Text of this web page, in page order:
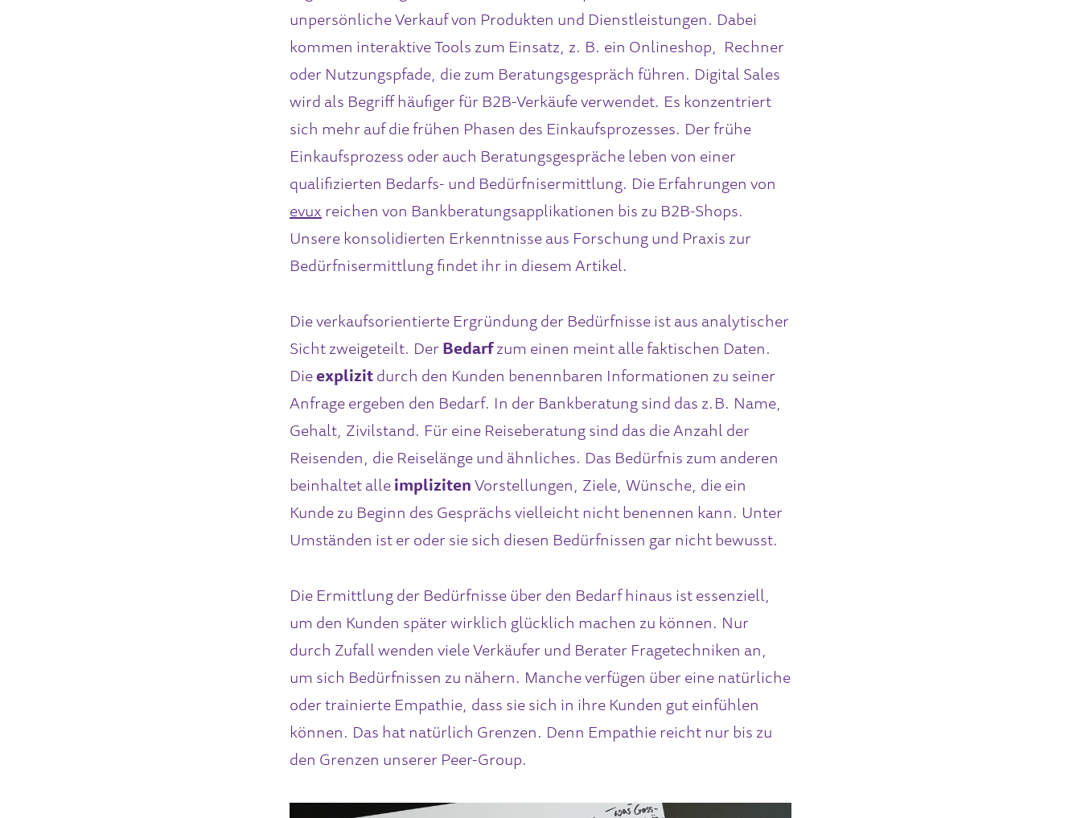
unpersönliche Verkauf von Produkten und Dienstleistungen. Dabei
kommen interaktive Tools zum Einsatz, z. B. ein Onlineshop, Rechner
oder Nutzungspfade, die zum Beratungsgespräch führen. Digital Sales
wird als Begriff häufiger für B2B-Verkäufe verwendet. Es konzentriert
sich mehr auf die frühen Phasen des Einkaufsprozesses. Der frühe
Einkaufsprozess oder auch Beratungsgespräche leben von einer
qualifizierten Bedarfs- und Bedürfnisermittlung. Die Erfahrungen von
evux reichen von Bankberatungsapplikationen bis zu B2B-Shops.
Unsere konsolidierten Erkenntnisse aus Forschung und Praxis zur
Bedürfnisermittlung findet ihr in diesem Artikel.
Die verkaufsorientierte Ergründung der Bedürfnisse ist aus analytischer
Sicht zweigeteilt. Der Bedarfzum einen meint alle faktischen Daten.
Die explizit durch den Kunden benennbaren Informationen zu seiner
Anfrage ergeben den Bedarf. In der Bankberatung sind das z.B. Name,
Gehalt, Zivilstand. Für eine Reiseberatung sind das die Anzahl der
Reisenden, die Reiselänge und ähnliches. Das Bedürfnis zum anderen
beinhaltet alle impliziten Vorstellungen, Ziele, Wünsche, die ein
Kunde zu Beginn des Gesprächs vielleicht nicht benennen kann. Unter
Umständen ist er oder sie sich diesen Bedürfnissen gar nicht bewusst.
Die Ermittlung der Bedürfnisse über den Bedarf hinaus ist essenziell,
um den Kunden später wirklich glücklich machen zu können. Nur
durch Zufall wenden viele Verkäufer und Berater Fragetechniken an,
um sich Bedürfnissen zu nähern. Manche verfügen über eine natürliche
oder trainierte Empathie, dass sie sich in ihre Kunden gut einfühlen
können. Das hat natürlich Grenzen. Denn Empathie reicht nur bis zu
den Grenzen unserer Peer-Group.